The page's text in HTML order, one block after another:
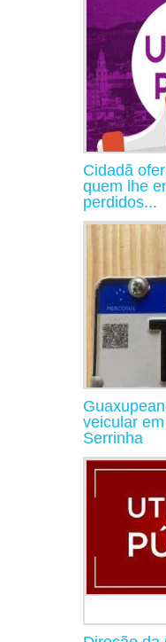
Cidadã
quem lhe
perdidos...
veicular
Serrinha